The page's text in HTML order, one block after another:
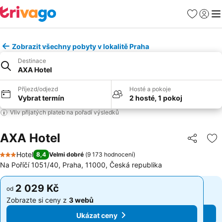
Oblíbené
Zobrazit všechny pobyty v lokalitě Praha
Destinace
AXA Hotel
Příjezd/odjezd
Vybrat termín
Hosté a pokoje
2 hosté, 1 pokoj
Vliv přijatých plateb na pořadí výsledků
AXA Hotel Sdílet
3 Počet hvězdiček
Hotel 8,4 Velmi dobré (9 173 hodnocení)
Na Poříčí 1051/40, Praha, 11000, Česká republika
od 2 029 Kč
Zobrazte si ceny z 3 webů
Ukázat ceny
od 2 029 Kč
Zobrazte si ceny z 3 webů
Ukázat ceny